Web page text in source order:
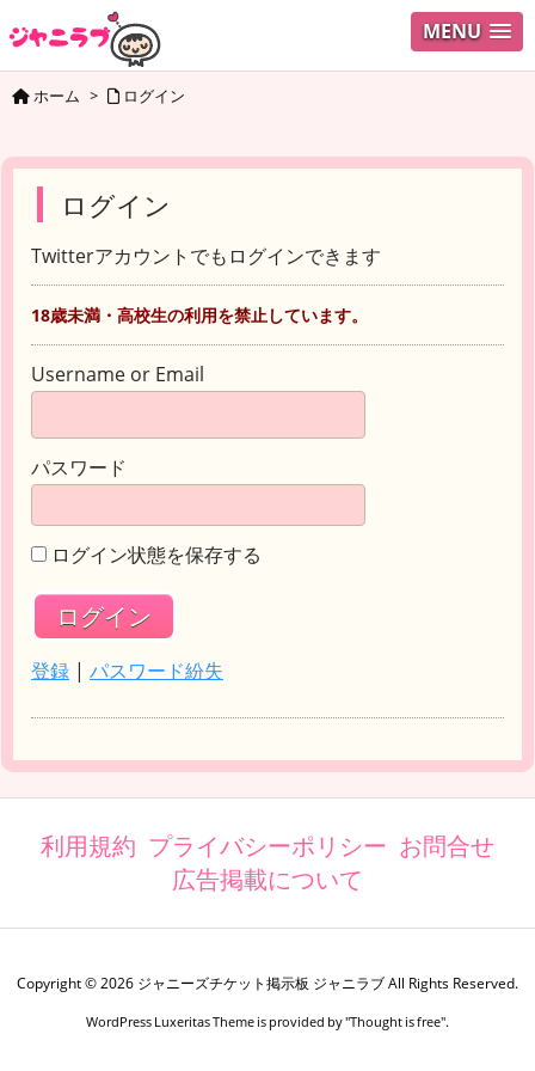
MENU
ホーム > ログイン
ログイン
Twitterアカウントでもログインできます
18歳未満・高校生の利用を禁止しています。
Username or Email
パスワード
ログイン状態を保存する
登録 | パスワード紛失
利用規約 プライバシーポリシー お問合せ
広告掲載について
Copyright ©2026 ジャニーズチケット掲示板 ジャニラブAll Rights Reserved.
WordPress Luxeritas Theme is provided by "Thought is free".